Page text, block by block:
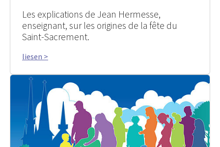
Les explications de Jean Hermesse,
enseignant, sur les origines de la fête du
Saint-Sacrement.
liesen >